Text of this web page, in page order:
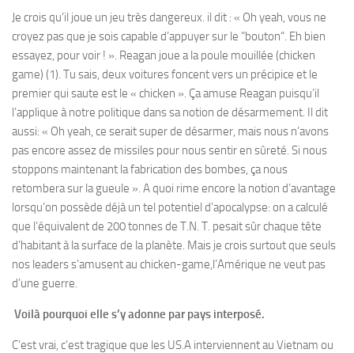
Je crois qu’il joue un jeu très dangereux. il dit : « Oh yeah, vous ne
croyez pas que je sois capable d’appuyer sur le “bouton“. Eh bien
essayez, pour voir ! ». Reagan joue a la poule mouillée (chicken
game) (1). Tu sais, deux voitures foncent vers un précipice et le
premier qui saute est le « chicken ». Ça amuse Reagan puisqu’il
l’applique à notre politique dans sa notion de désarmement. Il dit
aussi: « Oh yeah, ce serait super de désarmer, mais nous n’avons
pas encore assez de missiles pour nous sentir en sûreté. Si nous
stoppons maintenant la fabrication des bombes, ça nous
retombera sur la gueule ». A quoi rime encore la notion d’avantage
lorsqu’on possède déjà un tel potentiel d’apocalypse: on a calculé
que l’équivalent de 200 tonnes de T.N. T. pesait sûr chaque tête
d’habitant à la surface de la planète. Mais je crois surtout que seuls
nos leaders s’amusent au chicken-game,l’Amérique ne veut pas
d’une guerre.
Voilà pourquoi elle s’y adonne par pays interposé.
C’est vrai, c’est tragique que les US.A interviennent au Vietnam ou